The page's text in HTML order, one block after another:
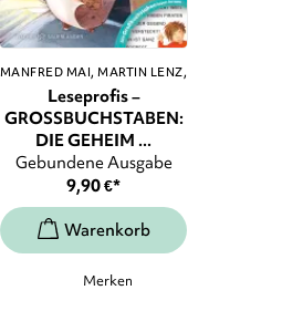
MANFRED MAI MARTIN LENZ,
...
Leseprofis –
GROSSBUCHSTABEN:
DIE GEHEIM ...
Gebundene Ausgabe
9,90€*
Merken